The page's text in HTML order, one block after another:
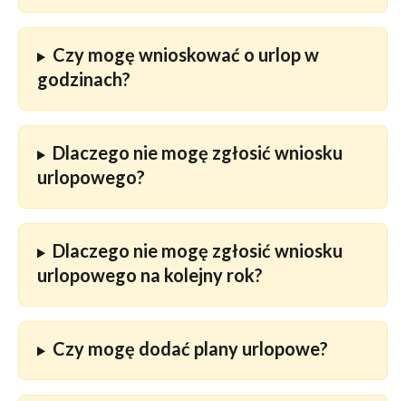
Czy mogę wnioskować o urlop w
godzinach?
Dlaczego nie mogę zgłosić wniosku
urlopowego?
Dlaczego nie mogę zgłosić wniosku
urlopowego na kolejny rok?
Czy mogę dodać plany urlopowe?